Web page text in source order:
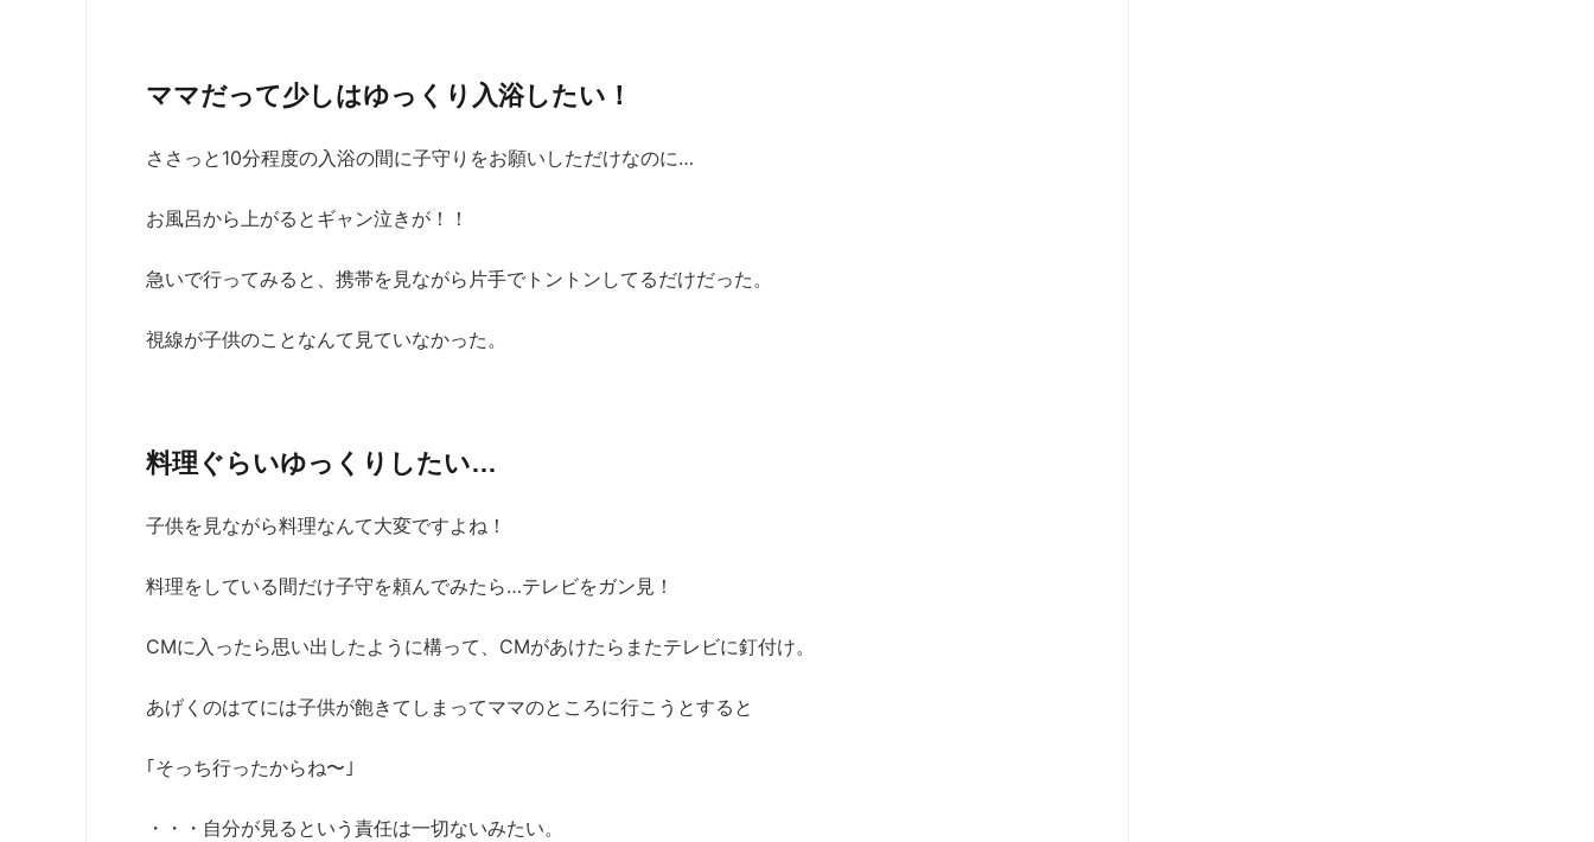
ママだって少しはゆっくり入浴したい！
ささっと10分程度の入浴の間に子守りをお願いしただけなのに…
お風呂から上がるとギャン泣きが！！
急いで行ってみると、携帯を見ながら片手でトントンしてるだけだった。
視線が子供のことなんて見ていなかった。
料理ぐらいゆっくりしたい…
子供を見ながら料理なんて大変ですよね！
料理をしている間だけ子守を頼んでみたら…テレビをガン見！
CMに入ったら思い出したように構って、CMがあけたらまたテレビに釘付け。
あげくのはてには子供が飽きてしまってママのところに行こうとすると
｢そっち行ったからね〜｣
・・・自分が見るという責任は一切ないみたい。